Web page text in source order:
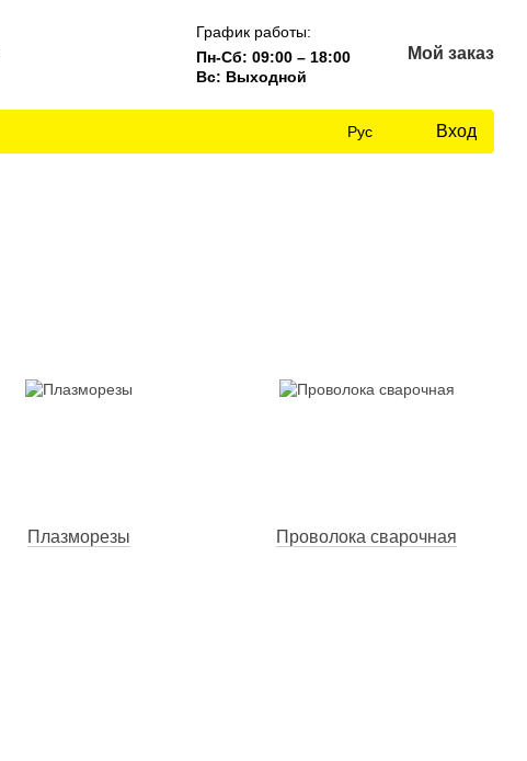
График работы:
Пн-Сб: 09:00 – 18:00
Вс: Выходной
Мой заказ
Рус Вход
Плазморезы Проволока сварочная